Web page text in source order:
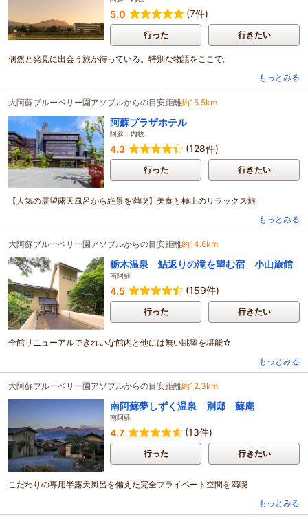
5.0 (7件)
行った 行きたい
偶然と発見に出会う旅が待っている。特別な物語をここで。
もっとみる
大阿蘇ブルーベリー園アソブルからの目安距離約15.5km
阿蘇プラザホテル
阿蘇・内牧
4.3 (128件)
行った 行きたい
【人気の展望露天風呂から絶景を満喫】美食と極上のリラックス旅
もっとみる
大阿蘇ブルーベリー園アソブルからの目安距離約14.6km
栃木温泉 鮎返りの滝を望む宿 小山旅館
南阿蘇
4.5 (159件)
行った 行きたい
全館リニューアルできれいな館内と他には無い眺望を堪能☆
もっとみる
大阿蘇ブルーベリー園アソブルからの目安距離約12.3km
南阿蘇夢しずく温泉 別邸 蘇庵
南阿蘇
4.7 (13件)
行った 行きたい
こだわりの専用半露天風呂を備えた完全プライベート空間を満喫
もっとみる